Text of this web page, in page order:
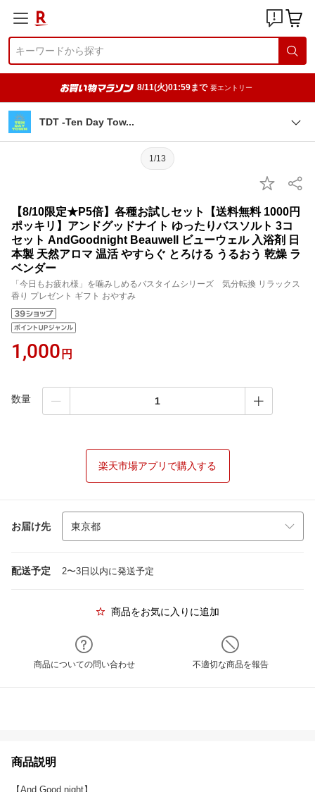
8/11(火)01:59まで 要エントリー
TDT -Ten Day Tow
1/13
【8/10限定★P5倍】各種お試しセット【送料無料 1000円
ポッキリ】アンドグッドナイト ゆったりバスソルト 3コ
セット AndGoodnight Beauwell ビューウェル 入浴剤 日
本製 天然アロマ 温活 やすらぐ とろける うるおう 乾燥 ラ
ベンダー
「今日もお疲れ様」を噛みしめるバスタイムシリーズ 気分転換 リラックス
香り プレゼント ギフト おやすみ
1,000 円
数量
楽天市場アプリで購入する
お届け先
配送予定 2〜3日以内に発送予定
商品をお気に入りに追加
商品についての問い合わせ 不適切な商品を報告
商品説明
【And Good night】